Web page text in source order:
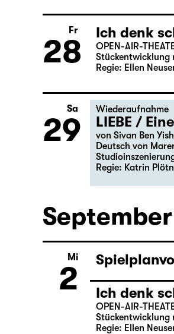
Fr
28
Ich denk
OPEN-AIR-
Stückentwicklung
Regie: Ellen
Sa
29
Wiederaufnahme
LIEBE /
von Sivan Ben
Deutsch von
Regie: Katrin
Mi
2 Ich denk
OPEN-AIR-
Stückentwicklung
Regie: Ellen